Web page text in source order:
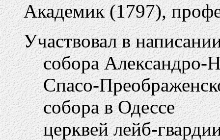
Академик (1797),
Участвовал в
собора Александро-
Спасо-
собора в Одессе
церквей лейб-